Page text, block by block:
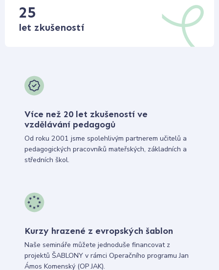
25
let zkušeností
Více než 20 let zkušeností ve
vzdělávání pedagogů
Od roku 2001 jsme spolehlivým partnerem učitelů a
pedagogických pracovníků mateřských, základních a
středních škol.
Kurzy hrazené z evropských šablon
Naše semináře můžete jednoduše financovat z
projektů ŠABLONY v rámci Operačního programu Jan
Ámos Komenský (OP JAK).